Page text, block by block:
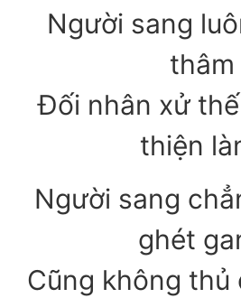
Người sang
thâm
Đối nhân xử
thiện
Người sang
ghét
Cũng không thủ